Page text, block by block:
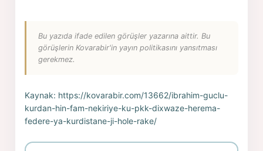
Bu yazıda ifade edilen görüşler yazarına aittir. Bu
görüşlerin Kovarabir'in yayın politikasını yansıtması
gerekmez.
Kaynak: https://kovarabir.com/13662/ibrahim-guclu-
kurdan-hin-fam-nekiriye-ku-pkk-dixwaze-herema-
federe-ya-kurdistane-ji-hole-rake/